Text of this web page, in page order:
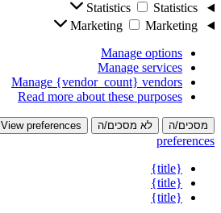
Statistics
Statistics
Marketing
Marketing
Manage options
Manage services
Manage {vendor_count} vendors
Read more about these purposes
מסכים/ה לא מסכים/ה View preferences
preferences
{title}
{title}
{title}